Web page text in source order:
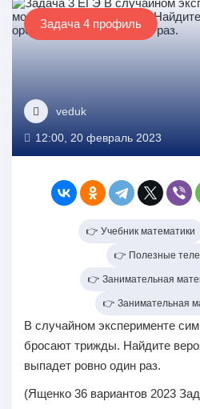
Задача 4 профиль
veduk
12:00, 20 февраль 2023
👉 Учебник математики
👉 Полезные
👉 Занимательная
👉 Занимательная
В случайном эксперименте
бросают трижды. Найдите
выпадет ровно один раз.
(Ященко 36 вариантов 2023